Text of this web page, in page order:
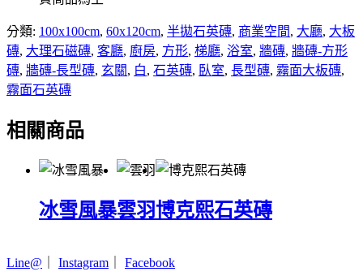
分類: 100x100cm, 60x120cm, 半拋石英磚, 商業空間, 大廳, 大板
磚, 大理石磁磚, 客廳, 廚房, 方形, 梯廳, 浴室, 牆磚, 牆磚-方形
磚, 牆磚-長型磚, 玄關, 白, 石英磚, 臥室, 長型磚, 霧面大板磚,
霧面石英磚
相關商品
冰雪風暴雲羽博克熙石英磚
Line@ Instagram Facebook